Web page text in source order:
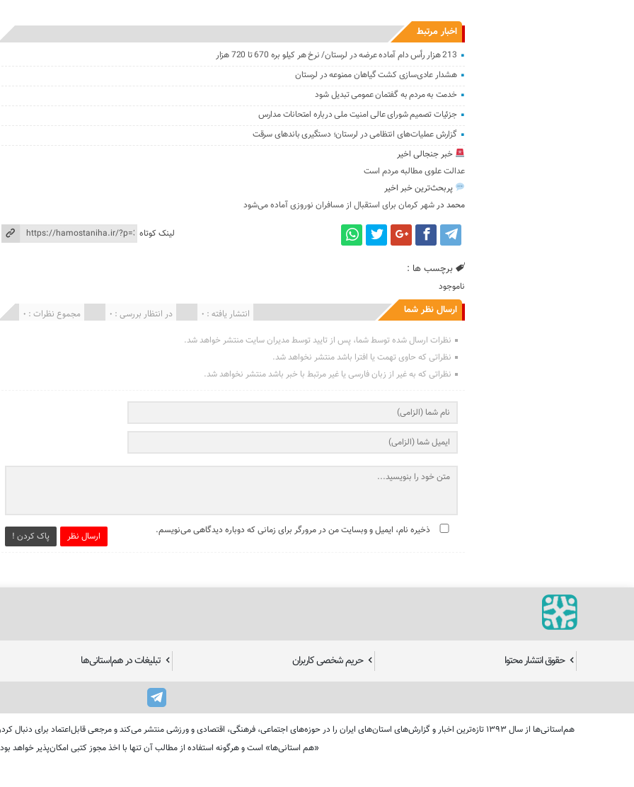
اخبار مرتبط
213 هزار رأس دام آماده عرضه در لرستان/ نرخ هر کیلو بره 670 تا 720 هزار
هشدار عادی‌سازی کشت گیاهان ممنوعه در لرستان
خدمت به مردم به گفتمان عمومی تبدیل شود
جزئیات تصمیم شورای عالی امنیت ملی درباره امتحانات مدارس
گزارش عملیات‌های انتظامی در لرستان‌؛ دستگیری باندهای سرقت
خبر جنجالی اخیر
عدالت علوی مطالبه مردم است
پربحث‌ترین خبر اخیر
محمد درشهر کرمان برای استقبال از مسافران نوروزی آماده می‌شود
لینک کوتاه
برچسب ها :
ناموجود
ارسال نظر شما مجموع نظرات : 0 در انتظار بررسی : 0 انتشار یافته : 0
نظرات ارسال شده توسط شما، پس از تایید توسط مدیران سایت منتشر خواهد شد.
نظراتی که حاوی تهمت یا افترا باشد منتشر نخواهد شد.
نظراتی که به غیر از زبان فارسی یا غیر مرتبط با خبر باشد منتشر نخواهد شد.
ارسال نظر پاک کردن ! ذخیره نام، ایمیل و وبسایت من در مرورگر برای زمانی که دوباره دیدگاهی می‌نویسم.
حقوق انتشار محتوا حریم شخصی کاربران تبلیغات در هم‌استانی‌ها
هم‌استانی‌ها از سال ۱۳۹۳ تازه‌ترین اخبار و گزارش‌های استان‌های ایران را در حوزه‌های اجتماعی، فرهنگی، اقتصادی و ورزشی منتشر می‌کند و مرجعی قابل‌اعتماد
«هم استانی‌ها» است و هرگونه استفاده از مطالب آن تنها با اخذ مجوز کتبی امکان‌پذیر خواهد